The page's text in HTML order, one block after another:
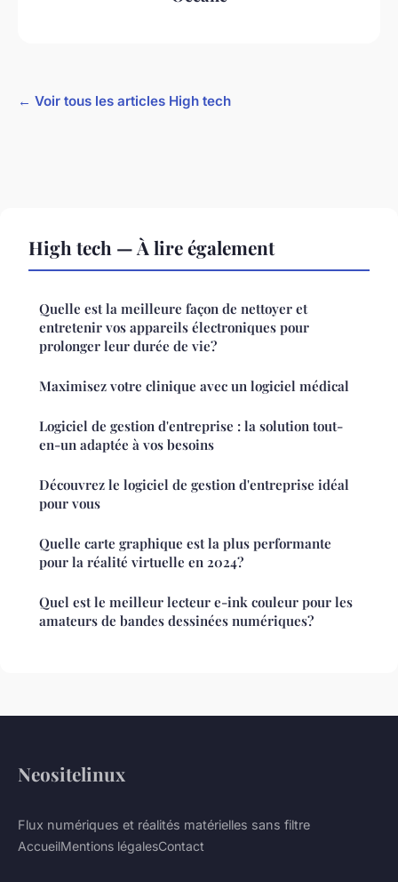
← Voir tous les articles High tech
High tech — À lire également
Quelle est la meilleure façon de nettoyer et
entretenir vos appareils électroniques pour
prolonger leur durée de vie?
Maximisez votre clinique avec un logiciel médical
Logiciel de gestion d'entreprise : la solution tout-
en-un adaptée à vos besoins
Découvrez le logiciel de gestion d'entreprise idéal
pour vous
Quelle carte graphique est la plus performante
pour la réalité virtuelle en 2024?
Quel est le meilleur lecteur e-ink couleur pour les
amateurs de bandes dessinées numériques?
Neositelinux
Flux numériques et réalités matérielles sans filtre
AccueilMentions légalesContact